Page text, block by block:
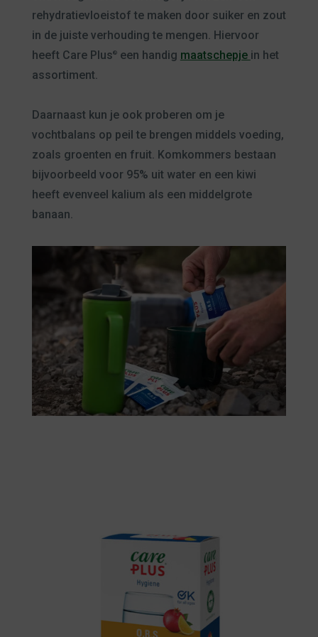
rehydratievloeistof te maken door suiker en zout
in de juiste verhouding te mengen. Hiervoor
heeft Care Plus®een handig maatschepje in het
assortiment.
Daarnaast kun je ook proberen om je
vochtbalans op peil te brengen middels voeding,
zoals groenten en fruit. Komkommers bestaan
bijvoorbeeld voor 95% uit water en een kiwi
heeft evenveel kalium als een middelgrote
banaan.